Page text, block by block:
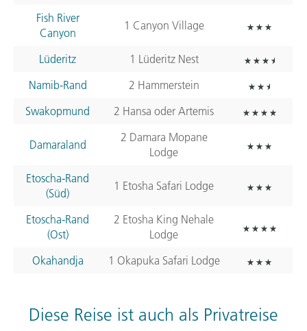
Fish River
Canyon
1 Canyon Village
Lüderitz
1 Lüderitz Nest
Namib-Rand
2 Hammerstein
Swakopmund
2 Hansa oder Artemis
Damaraland
2 Damara Mopane
Lodge
Etoscha-Rand
(Süd)
1 Etosha Safari Lodge
Etoscha-Rand
(Ost)
2 Etosha King Nehale
Lodge
Okahandja
1 Okapuka Safari Lodge
Diese Reise ist auch als Privatreise